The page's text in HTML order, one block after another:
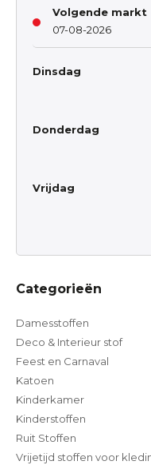
Volgende markt
07-08-2026
Dinsdag
Donderdag
Vrijdag
Categorieën
Damesstoffen
Deco & Interieur stof
Feest en Carnaval
Katoen
Kinderkamer
Kinderstoffen
Ruit Stoffen
Vrijetijd stoffen voor